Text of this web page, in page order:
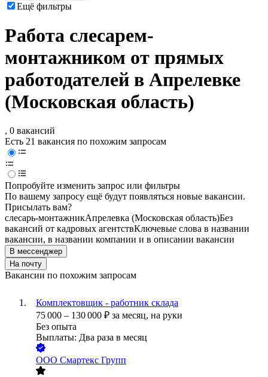
Ещё фильтры
Работа слесарем-
монтажником от прямых
работодателей в Апрелевке
(Московская область)
, 0 вакансий
Есть 21 вакансия по похожим запросам
Попробуйте изменить запрос или фильтры
По вашему запросу ещё будут появляться новые вакансии.
Присылать вам?
слесарь-монтажникАпрелевка (Московская область)Без
вакансий от кадровых агентствКлючевые слова в названии
вакансии, в названии компании и в описании вакансии
В мессенджер
На почту
Вакансии по похожим запросам
Комплектовщик - работник склада
75 000 – 130 000 ₽ за месяц, на руки
Без опыта
Выплаты: Два раза в месяц
ООО Смартекс Групп